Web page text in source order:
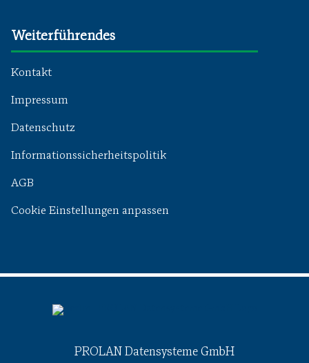
Weiterführendes
Kontakt
Impressum
Datenschutz
Informationssicherheitspolitik
AGB
Cookie Einstellungen anpassen
PROLAN Datensysteme GmbH